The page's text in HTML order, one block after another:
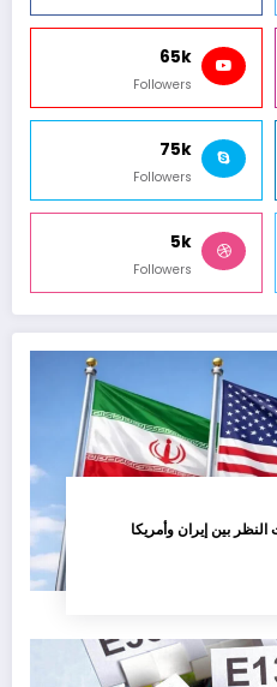
65k
Followers
75k
Followers
5k
Followers
بين إيران وأمريكا